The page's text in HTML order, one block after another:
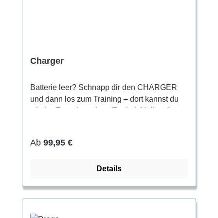
Charger
Batterie leer? Schnapp dir den CHARGER
und dann los zum Training – dort kannst du
wieder Energie tanken. Egal ob Halle oder
seine Performance. Das Beste daran: Er hält
Straßenschuhgröße.
Regulärer Preis:
Ab 99,95 €
Details